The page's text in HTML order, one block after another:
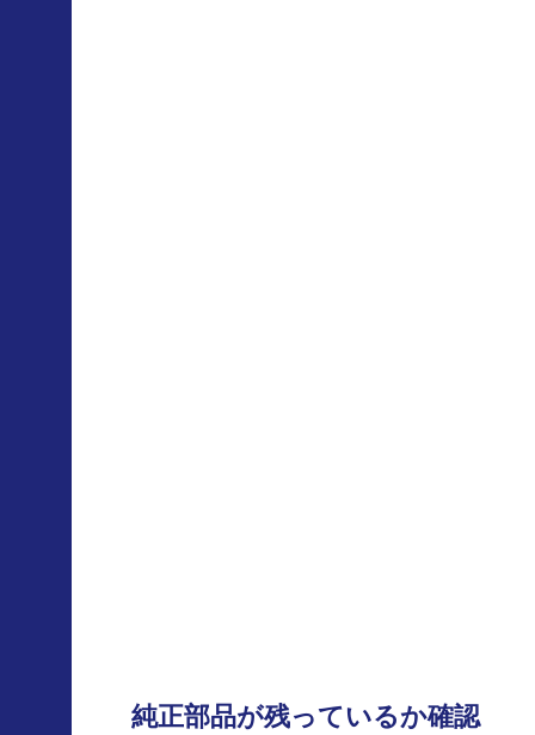
純正部品が残っているか確認